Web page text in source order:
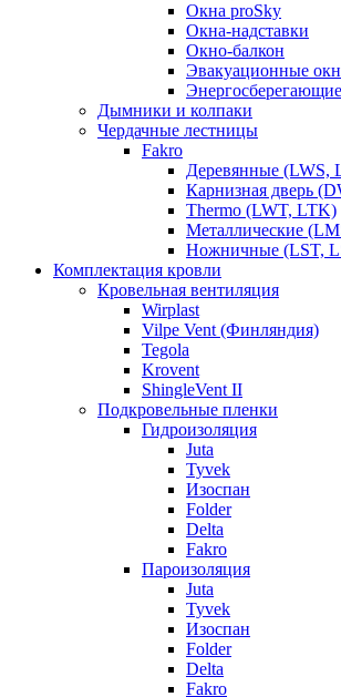
Окна proSky
Окна-надставки
Окно-балкон
Эвакуационные
Дымники и колпаки
Чердачные лестницы
Fakro
Деревянные (LWS,
Карнизная дверь
Thermo (LWT, LTK)
Металлические
Ножничные (LST,
Комплектация кровли
Кровельная вентиляция
Wirplast
Vilpe Vent (Финляндия)
Tegola
Krovent
ShingleVent II
Подкровельные пленки
Гидроизоляция
Juta
Tyvek
Изоспан
Folder
Delta
Fakro
Пароизоляция
Juta
Tyvek
Изоспан
Folder
Delta
Fakro